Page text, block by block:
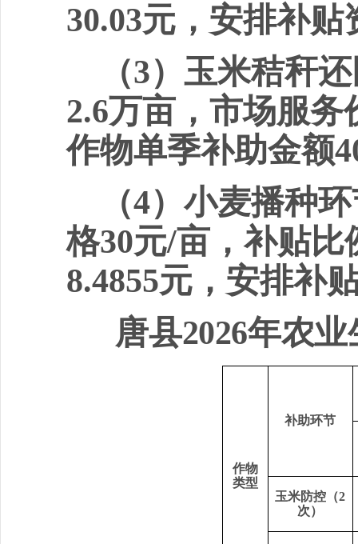
30.03元， 安排补贴
（3）玉米秸秆
2.6万亩，市场服务
作物单季补助金额
（4）小麦播种
格30元/亩，补贴比
8.4855元，安排补
唐县2026年农业
作物
类型
补助环节
玉米防控（2
次）